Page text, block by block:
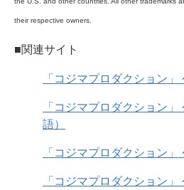
their respective owners.
■関連サイト
「コジマプロダクション」
「コジマプロダクション
語）
「コジマプロダクション」
「コジマプロダクション